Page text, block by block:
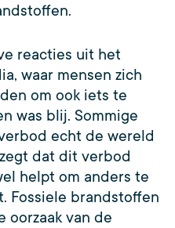
reacties uit het
waar mensen zich
om ook iets te
was blij. Sommige
echt de wereld
dat dit verbod
helpt om anders te
Fossiele brandstoffen
oorzaak van de